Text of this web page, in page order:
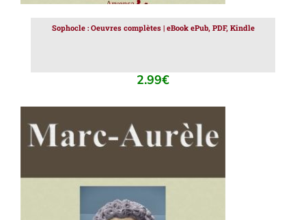
Sophocle : Oeuvres complètes | eBook ePub, PDF, Kindle
2.99€